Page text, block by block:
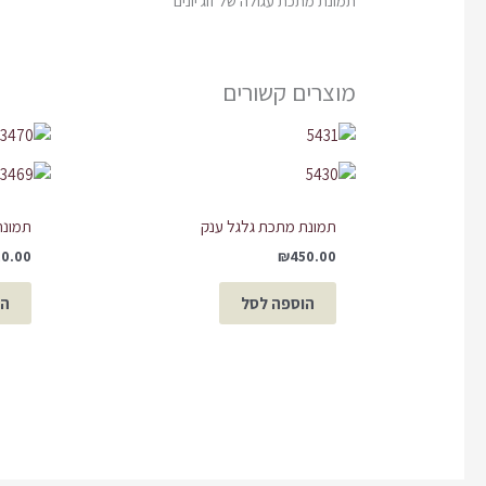
מוצרים קשורים
תמונת מתכת גלגל ענק
₪450.00
הוספה לסל